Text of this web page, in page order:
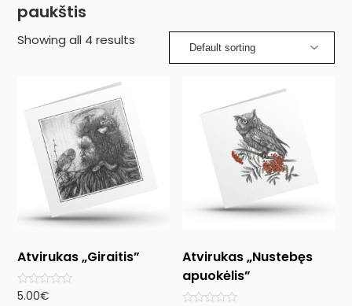
paukštis
Showing all 4 results
Atvirukas „Giraitis”
Rated
5.00€
Atvirukas „Nustebęs
apuokėlis”